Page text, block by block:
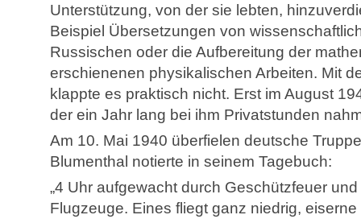
Unterstützung, von der sie lebten,
Beispiel Übersetzungen von
Russischen oder die Aufbereitung der
erschienenen physikalischen Arbeiten. Mit
klappte es praktisch nicht. Erst im August
der ein Jahr lang bei ihm Privatstunden
Am 10. Mai 1940 überfielen deutsche
Blumenthal notierte in seinem Tagebuch:
„4 Uhr aufgewacht durch Geschützfeuer
Flugzeuge. Eines fliegt ganz niedrig,